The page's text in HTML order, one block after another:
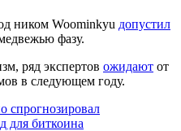
ником Woominkyu допустил
фазу.
ряд экспертов ожидают от
в следующем году.
спрогнозировал
для биткоина